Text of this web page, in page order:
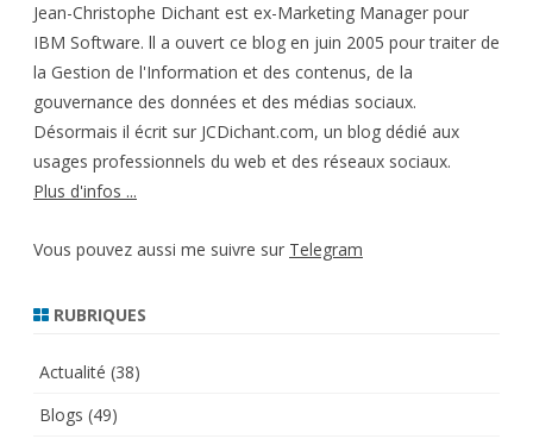
Jean-Christophe Dichant est ex-Marketing Manager pour
IBM Software. ll a ouvert ce blog en juin 2005 pour traiter de
la Gestion de l'Information et des contenus, de la
gouvernance des données et des médias sociaux.
Désormais il écrit sur JCDichant.com, un blog dédié aux
usages professionnels du web et des réseaux sociaux.
Plus d'infos ...
Vous pouvez aussi me suivre sur Telegram
RUBRIQUES
Actualité (38)
Blogs (49)